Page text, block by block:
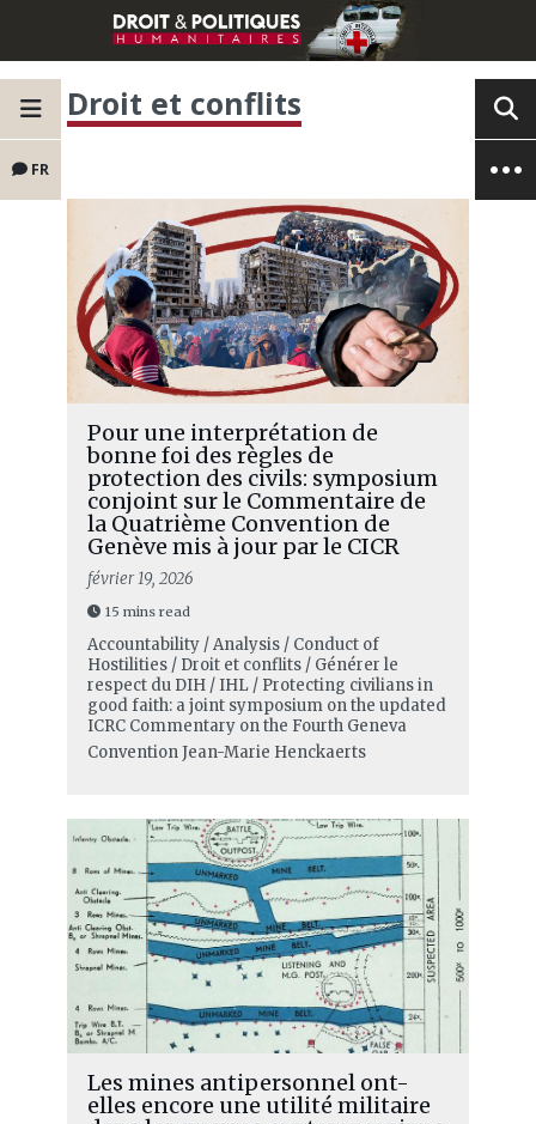
FR
Droit et conflits
Pour une interprétation de
bonne foi des règles de
protection des civils: symposium
conjoint sur le Commentaire de
la Quatrième Convention de
Genève mis à jour par le CICR
février 19, 2026
15 mins read
Accountability / Analysis / Conduct of
Hostilities / Droit et conflits / Générer le
respect du DIH / IHL / Protecting civilians in
good faith: a joint symposium on the updated
ICRC Commentary on the Fourth Geneva
ConventionJean-Marie Henckaerts
Les mines antipersonnel ont-
elles encore une utilité militaire